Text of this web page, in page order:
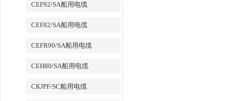
CEF92/SA船用电缆
CEF82/SA船用电缆
CEFR90/SA船用电缆
CEH80/SA船用电缆
CKJPF/SC船用电缆